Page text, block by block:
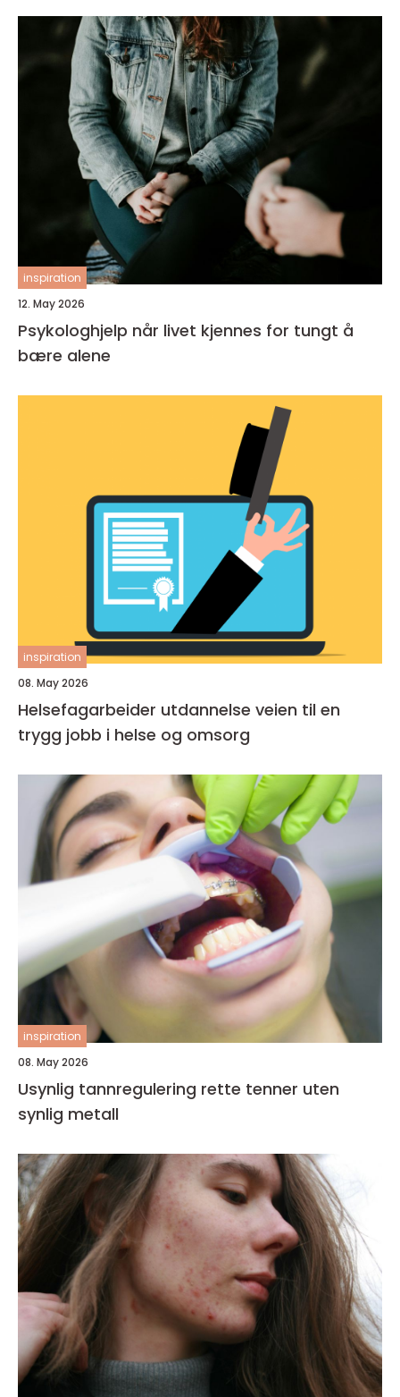
inspiration
12. May 2026
Psykologhjelp når livet kjennes for tungt å
bære alene
inspiration
08. May 2026
Helsefagarbeider utdannelse veien til en
trygg jobb i helse og omsorg
inspiration
08. May 2026
Usynlig tannregulering rette tenner uten
synlig metall